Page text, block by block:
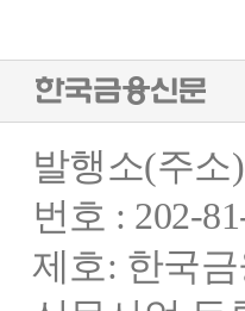
발행소(주소
번호 : 202-
제호: 한국